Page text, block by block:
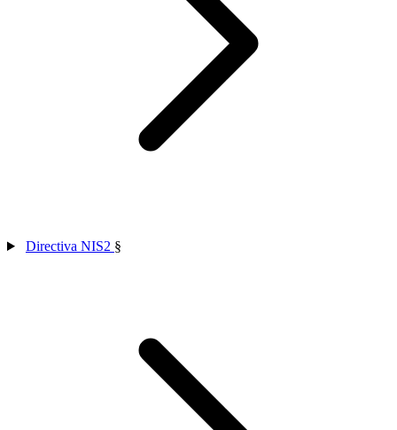
Directiva NIS2 §